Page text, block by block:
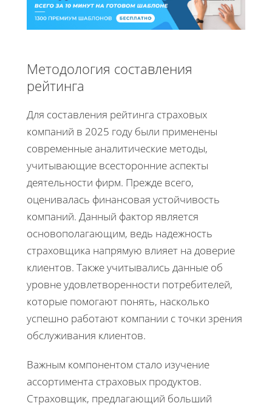
Методология составления
рейтинга
Для составления рейтинга страховых
компаний в 2025 году были применены
современные аналитические методы,
учитывающие всесторонние аспекты
деятельности фирм. Прежде всего,
оценивалась финансовая устойчивость
компаний. Данный фактор является
основополагающим, ведь надежность
страховщика напрямую влияет на доверие
клиентов. Также учитывались данные об
уровне удовлетворенности потребителей,
которые помогают понять, насколько
успешно работают компании с точки зрения
обслуживания клиентов.
Важным компонентом стало изучение
ассортимента страховых продуктов.
Страховщик, предлагающий больший